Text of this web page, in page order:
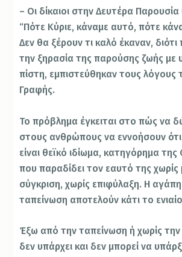
– Οι δίκαιοι στην Δευτέρα Παρουσία
“Πότε Κύριε, κάναμε αυτό, πότε
Δεν θα ξέρουν τι καλό έκαναν,
την ξηρασία της παρούσης ζωής με
πίστη, εμπιστεύθηκαν τους λόγους
Γραφής.
Το πρόβλημα έγκειται στο πώς να
στους ανθρώπους να εννοήσουν
είναι θεϊκό ιδίωμα, κατηγόρημα
που παραδίδει τον εαυτό της χωρίς
σύγκριση, χωρίς επιφύλαξη. Η αγάπη
ταπείνωση αποτελούν κάτι το
Έξω από την ταπείνωση ή χωρίς
δεν υπάρχει και δεν μπορεί να